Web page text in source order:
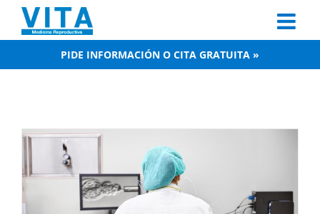
content
PIDE INFORMACIÓN O CITA GRATUITA »